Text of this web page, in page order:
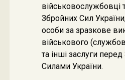
військовослужбовці
Збройних Сил
особи за зразкове
військового
та інші заслуги
Силами України.